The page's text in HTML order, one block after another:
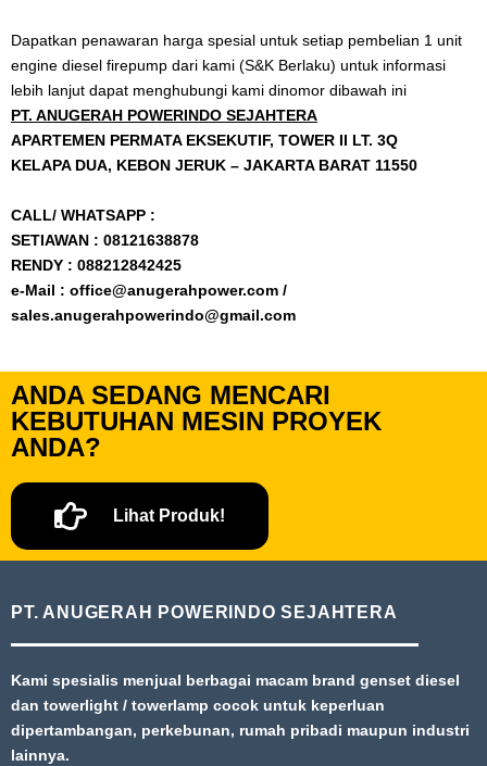
Dapatkan penawaran harga spesial untuk setiap pembelian 1 unit
engine diesel firepump dari kami (S&K Berlaku) untuk informasi
lebih lanjut dapat menghubungi kami dinomor dibawah ini
PT. ANUGERAH POWERINDO SEJAHTERA
APARTEMEN PERMATA EKSEKUTIF, TOWER II LT. 3Q
KELAPA DUA, KEBON JERUK – JAKARTA BARAT 11550
CALL/ WHATSAPP :
SETIAWAN : 08121638878
RENDY : 088212842425
e-Mail : office@anugerahpower.com /
sales.anugerahpowerindo@gmail.com
ANDA SEDANG MENCARI
KEBUTUHAN MESIN PROYEK
ANDA?
Lihat Produk!
PT. ANUGERAH POWERINDO SEJAHTERA
Kami spesialis menjual berbagai macam brand genset diesel
dan towerlight / towerlamp cocok untuk keperluan
dipertambangan, perkebunan, rumah pribadi maupun industri
lainnya.